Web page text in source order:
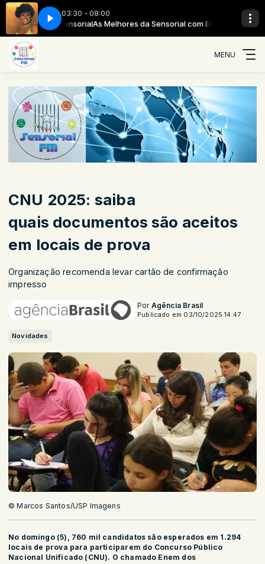
03:30 - 08:00
Equipe SensorialAs Melhores da Sensorial com Equipe Sensorial
Alcione - Sufoco
MENU
CNU 2025: saiba
quais documentos são aceitos
em locais de prova
Organização recomenda levar cartão de confirmação
impresso
Por Agência Brasil
Publicado em 03/10/2025 14:47
Novidades
© Marcos Santos/USP Imagens
No domingo (5), 760 mil candidatos são esperados em 1.294
locais de prova para participarem do Concurso Público
Nacional Unificado (CNU). O chamado Enem dos